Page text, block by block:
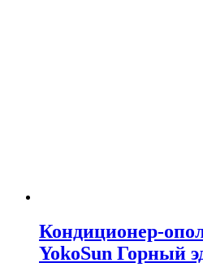
Кондиционер-
YokoSun Горный